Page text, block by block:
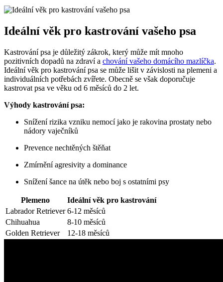
Ideální věk pro kastrování vašeho psa
Kastrování psa je důležitý zákrok, který může mít mnoho
pozitivních dopadů na zdraví a chování vašeho domácího mazlíčka.
Ideální věk pro kastrování psa se může lišit v závislosti na plemeni a
individuálních potřebách zvířete. Obecně se však doporučuje
kastrovat psa ve věku od 6 měsíců do 2 let.
Výhody kastrování psa:
Snížení rizika vzniku nemocí jako je rakovina prostaty nebo
nádory vaječníků
Prevence nechtěných štěňat
Zmírnění agresivity a dominance
Snížení šance na útěk nebo boj s ostatními psy
Plemeno
Ideální věk pro kastrování
Labrador Retriever 6-12 měsíců
Chihuahua
8-10 měsíců
Golden Retriever
12-18 měsíců